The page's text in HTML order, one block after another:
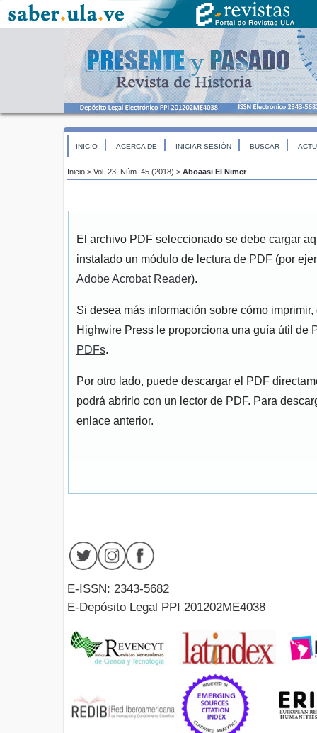
INICIO ACERCA DE INICIAR SESIÓN BUSCAR
Inicio > Vol. 23, Núm. 45 (2018) > Aboaasi El Nimer
El archivo PDF seleccionado se debe cargar
instalado un módulo de lectura de PDF (por
Adobe Acrobat Reader).
Si desea más información sobre cómo
Highwire Press le proporciona una guía útil de
PDFs.
Por otro lado, puede descargar el PDF
podrá abrirlo con un lector de PDF. Para
enlace anterior.
E-ISSN: 2343-5682
E-Depósito Legal PPI 201202ME4038